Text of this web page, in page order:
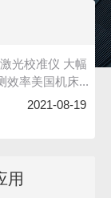
光校准仪 大幅
效率美国机床...
2021-08-19
用